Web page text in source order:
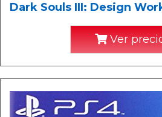
Dark Souls III: Design
Ver